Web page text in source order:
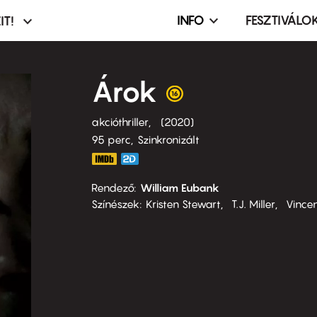
Infó,
menü
INFO
Árok
akcióthriller
2020
95 perc,
Szinkronizált
Rendező William Eubank
Színészek
Kristen Stewart T.J. Miller